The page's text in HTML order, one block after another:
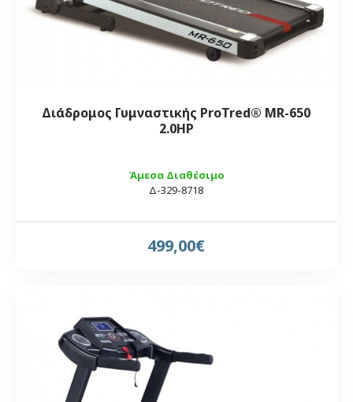
Άμεσα Διαθέσιμο
Δ-329-8718
Διάδρομος Γυμναστικής ProTred® MR-650
2.0HP
499,00€